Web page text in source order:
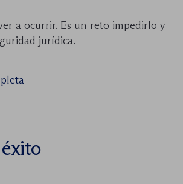
a ocurrir. Es un reto impedirlo y
jurídica.